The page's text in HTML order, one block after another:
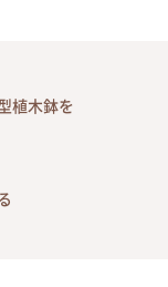
植木鉢を